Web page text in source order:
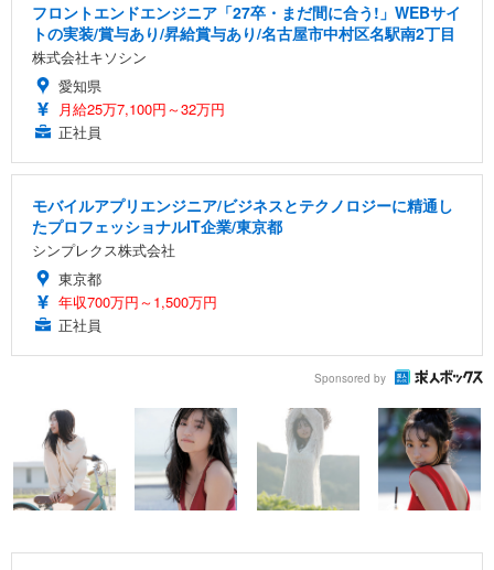
フロントエンドエンジニア「27卒・まだ間に合う!」WEBサイ
トの実装/賞与あり/昇給賞与あり/名古屋市中村区名駅南2丁目
株式会社キソシン
愛知県
月給25万7,100円～32万円
正社員
モバイルアプリエンジニア/ビジネスとテクノロジーに精通し
たプロフェッショナルIT企業/東京都
シンプレクス株式会社
東京都
年収700万円～1,500万円
正社員
Sponsored by